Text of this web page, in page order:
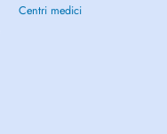
Centri medici